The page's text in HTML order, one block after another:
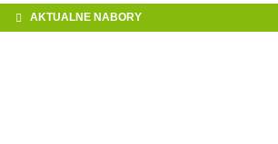
AKTUALNE NABORY